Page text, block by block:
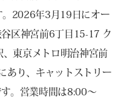
。2026年3月19日にオー
区神宮前6丁目15-17 ク
、東京メトロ明治神宮前
あり、キャットストリー
。営業時間は8:00〜